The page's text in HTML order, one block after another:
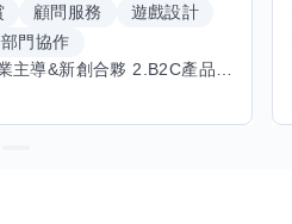
來源。
顧問服務
遊戲設計
門協作